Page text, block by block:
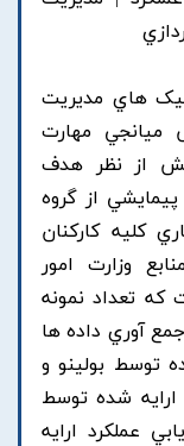
هاي مديريت
ميانجي مهارت
از نظر هدف
از گروه
کليه کارکنان
وزارت امور
به تعداد 200 نفر است که تعداد نمونه
ابزار جمع آوري داده ها
توسط بولينو و
ارايه شده توسط
ارزيابي عملکرد ارايه